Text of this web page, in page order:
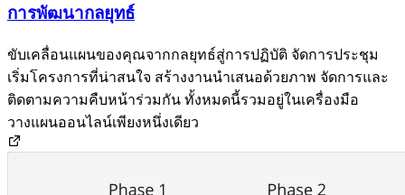
การพัฒนากลยุทธ์
ขับเคลื่อนแผนของคุณจากกลยุทธ์สู่การปฏิบัติ จัดการประชุม
เริ่มโครงการที่น่าสนใจ สร้างงานนำเสนอด้วยภาพ จัดการและ
ติดตามความคืบหน้าร่วมกัน ทั้งหมดนี้รวมอยู่ในเครื่องมือ
วางแผนออนไลน์เพียงหนึ่งเดียว